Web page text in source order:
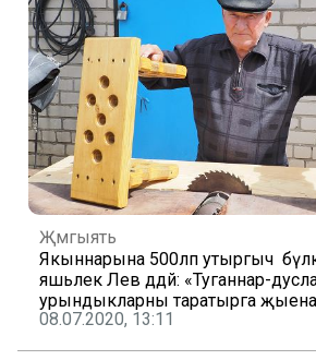
Җәмгыять
Якыннарына 500ләп утыргыч
яшьлек Лев дәдәй: «Туганнар-
урындыкларны таратырга
08.07.2020, 13:11